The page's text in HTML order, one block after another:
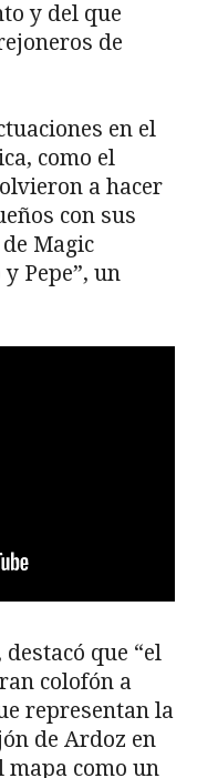
y del que
de
en el
como el
a hacer
con sus
Magic
Pepe”, un
que “el
colofón a
representan la
de Ardoz en
como un